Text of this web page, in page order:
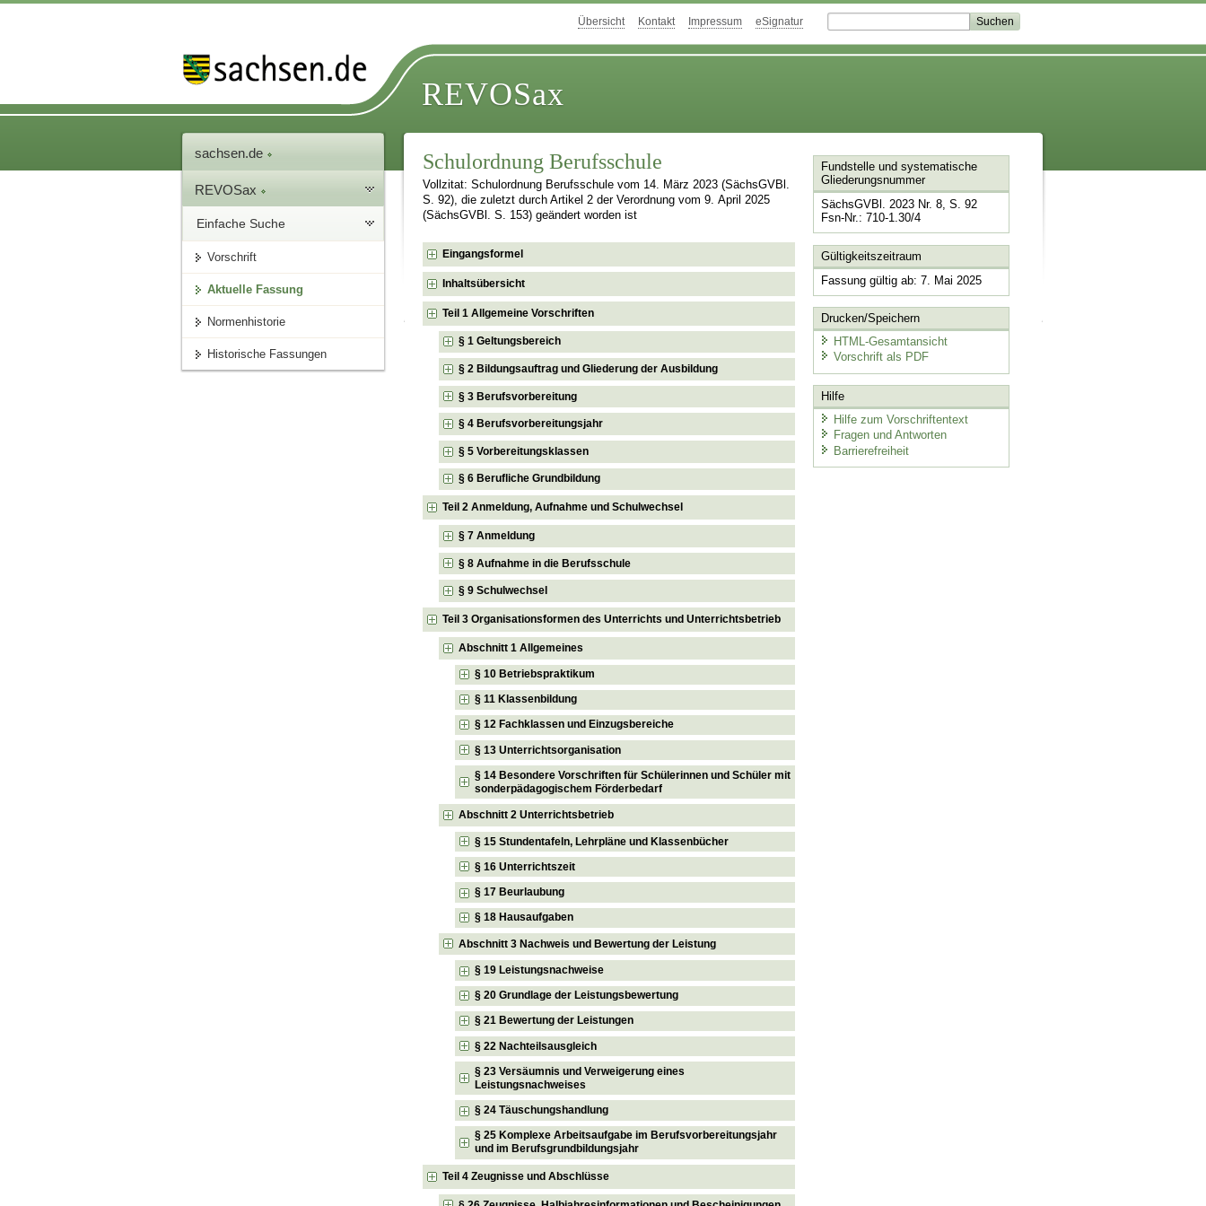
Übersicht Kontakt Impressum eSignatur
REVOSax
sachsen.de
REVOSax
Einfache Suche
Vorschrift
Aktuelle Fassung
Normenhistorie
Historische Fassungen
Schulordnung Berufsschule
Vollzitat: Schulordnung Berufsschule vom 14. März 2023 (SächsGVBl.
S. 92), die zuletzt durch Artikel 2 der Verordnung vom 9. April 2025
(SächsGVBl. S. 153) geändert worden ist
Eingangsformel
Inhaltsübersicht
Teil 1 Allgemeine Vorschriften
§ 1 Geltungsbereich
§ 2 Bildungsauftrag und Gliederung der Ausbildung
§ 3 Berufsvorbereitung
§ 4 Berufsvorbereitungsjahr
§ 5 Vorbereitungsklassen
§ 6 Berufliche Grundbildung
Teil 2 Anmeldung, Aufnahme und Schulwechsel
§ 7 Anmeldung
§ 8 Aufnahme in die Berufsschule
§ 9 Schulwechsel
Teil 3 Organisationsformen des Unterrichts und Unterrichtsbetrieb
Abschnitt 1 Allgemeines
§ 10 Betriebspraktikum
§ 11 Klassenbildung
§ 12 Fachklassen und Einzugsbereiche
§ 13 Unterrichtsorganisation
§ 14 Besondere Vorschriften für Schülerinnen und Schüler mit
sonderpädagogischem Förderbedarf
Abschnitt 2 Unterrichtsbetrieb
§ 15 Stundentafeln, Lehrpläne und Klassenbücher
§ 16 Unterrichtszeit
§ 17 Beurlaubung
§ 18 Hausaufgaben
Abschnitt 3 Nachweis und Bewertung der Leistung
§ 19 Leistungsnachweise
§ 20 Grundlage der Leistungsbewertung
§ 21 Bewertung der Leistungen
§ 22 Nachteilsausgleich
§ 23 Versäumnis und Verweigerung eines
Leistungsnachweises
§ 24 Täuschungshandlung
§ 25 Komplexe Arbeitsaufgabe im Berufsvorbereitungsjahr
und im Berufsgrundbildungsjahr
Teil 4 Zeugnisse und Abschlüsse
Fundstelle und systematische
Gliederungsnummer
SächsGVBl. 2023 Nr. 8, S. 92
Fsn-Nr.: 710-1.30/4
Gültigkeitszeitraum
Fassung gültig ab: 7. Mai 2025
Drucken/Speichern
HTML-Gesamtansicht
Vorschrift als PDF
Hilfe
Hilfe zum Vorschriftentext
Fragen und Antworten
Barrierefreiheit